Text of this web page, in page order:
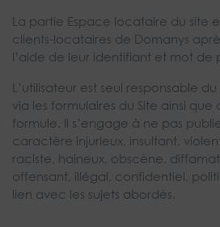
La partie Espace locataire du site
clients-locataires de Domanys
l’aide de leur identifiant et mot de
L’utilisateur est seul responsable
via les formulaires du Site ainsi que
formule. Il s’engage à ne pas
caractère injurieux, insultant,
raciste, haineux, obscène,
offensant, illégal, confidentiel,
lien avec les sujets abordés.